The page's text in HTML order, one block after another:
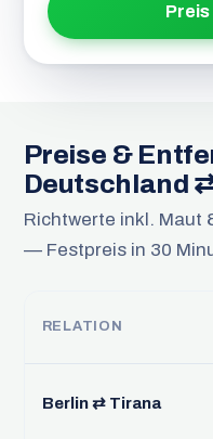
Preise &
Deutschland
Richtwerte inkl. Maut
— Festpreis in 30
RELATION
Berlin ⇄ Tirana